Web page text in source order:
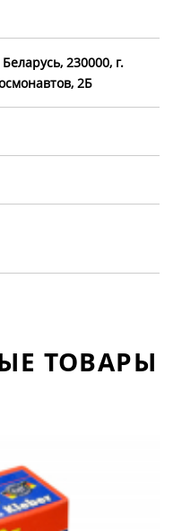
230000, г.
2Б
ТОВАРЫ